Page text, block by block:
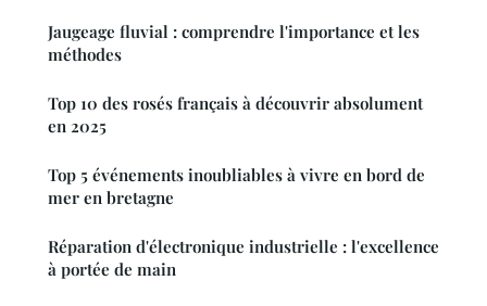
Jaugeage fluvial : comprendre l'importance et les
méthodes
Top 10 des rosés français à découvrir absolument
en 2025
Top 5 événements inoubliables à vivre en bord de
mer en bretagne
Réparation d'électronique industrielle : l'excellence
à portée de main